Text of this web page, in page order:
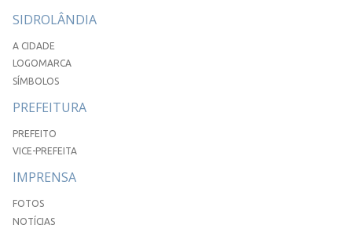
SIDROLÂNDIA
A CIDADE
LOGOMARCA
SÍMBOLOS
PREFEITURA
PREFEITO
VICE-PREFEITA
IMPRENSA
FOTOS
NOTÍCIAS